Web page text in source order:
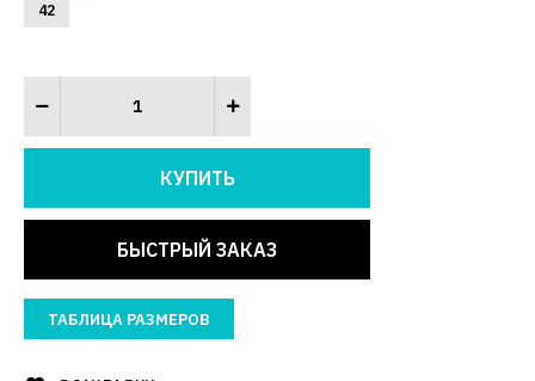
42
БЫСТРЫЙ ЗАКАЗ
ТАБЛИЦА РАЗМЕРОВ